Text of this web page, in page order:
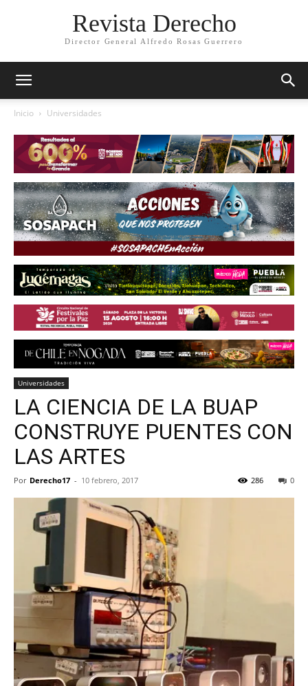
Revista Derecho
Director General Alfredo Rosas Guerrero
Inicio Universidades
Universidades
LA CIENCIA DE LA BUAP
CONSTRUYE PUENTES CON
LAS ARTES
Por Derecho17 - 10 febrero, 2017 0
286